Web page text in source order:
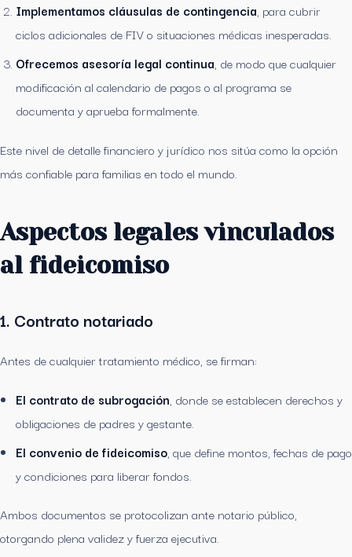
Implementamos cláusulas de contingencia, para cubrir
ciclos adicionales de FIV o situaciones médicas inesperadas.
Ofrecemos asesoría legal continua , de modo que cualquier
modificación al calendario de pagos o al programa se
documenta y aprueba formalmente.
Este nivel de detalle financiero y jurídico nos sitúa como la opción
más confiable para familias en todo el mundo.
Aspectos legales vinculados
al fideicomiso
1. Contrato notariado
Antes de cualquier tratamiento médico, se firman:
El contrato de subrogación, donde se establecen derechos y
obligaciones de padres y gestante.
El convenio de fideicomiso , que define montos, fechas de pago
y condiciones para liberar fondos.
Ambos documentos se protocolizan ante notario público,
otorgando plena validez y fuerza ejecutiva.